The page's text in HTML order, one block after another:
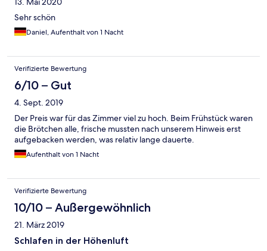
Sehr schön
Daniel, Aufenthalt von 1 Nacht
Verifizierte Bewertung
6/10 – Gut
4. Sept. 2019
Der Preis war für das Zimmer viel zu hoch. Beim Frühstück waren
die Brötchen alle, frische mussten nach unserem Hinweis erst
aufgebacken werden, was relativ lange dauerte.
Aufenthalt von 1 Nacht
Verifizierte Bewertung
10/10 – Außergewöhnlich
21. März 2019
Schlafen in der Höhenluft